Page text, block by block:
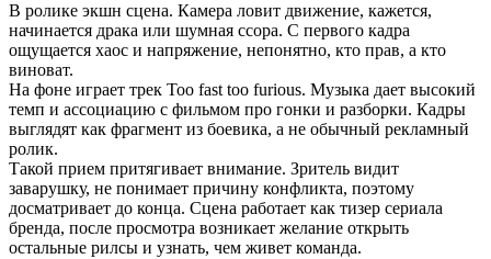
В ролике экшн сцена. Камера ловит движение, кажется,
начинается драка или шумная ссора. С первого кадра
ощущается хаос и напряжение, непонятно, кто прав, а кто
виноват.
На фоне играет трек Too fast too furious. Музыка дает высокий
темп и ассоциацию с фильмом про гонки и разборки. Кадры
выглядят как фрагмент из боевика, а не обычный рекламный
ролик.
Такой прием притягивает внимание. Зритель видит
заварушку, не понимает причину конфликта, поэтому
досматривает до конца. Сцена работает как тизер сериала
бренда, после просмотра возникает желание открыть
остальные рилсы и узнать, чем живет команда.